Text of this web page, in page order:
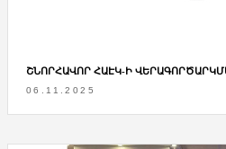
ՇՆՈՐՀԱՎՈՐ ՀԱԷԿ-Ի
06.11.2025